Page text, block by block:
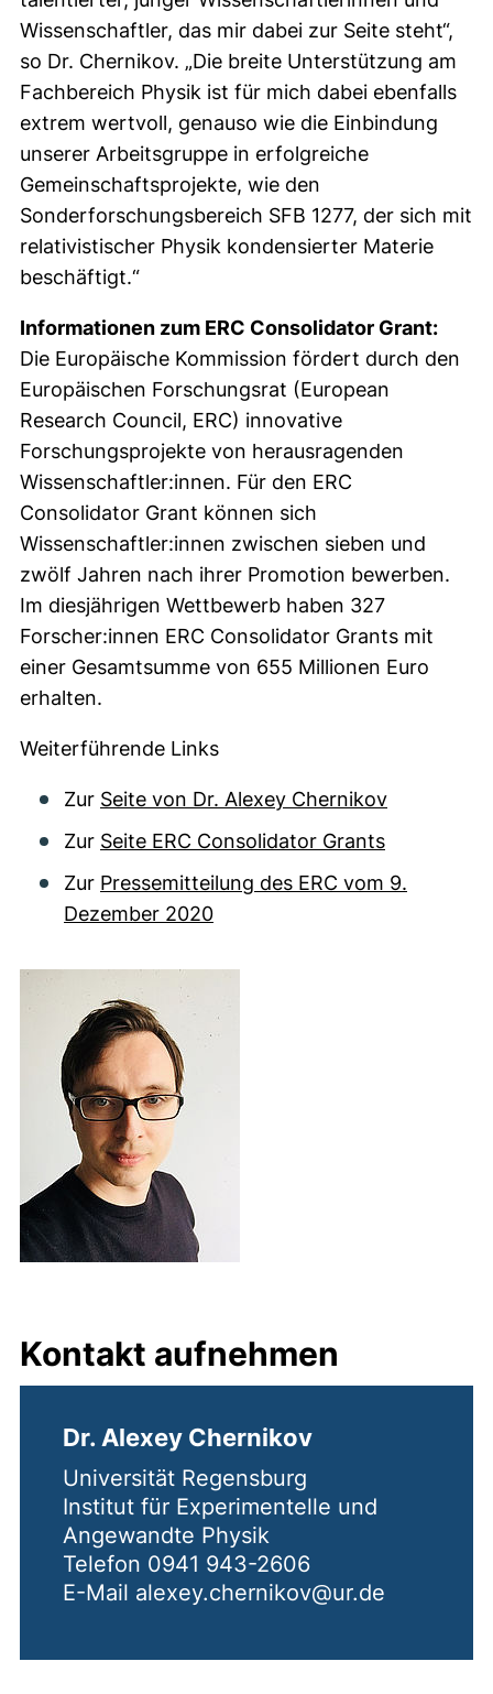
Wissenschaftler, das mir dabei zur Seite steht“,
so Dr. Chernikov. „Die breite Unterstützung am
Fachbereich Physik ist für mich dabei ebenfalls
extrem wertvoll, genauso wie die Einbindung
unserer Arbeitsgruppe in erfolgreiche
Gemeinschaftsprojekte, wie den
Sonderforschungsbereich SFB 1277, der sich mit
relativistischer Physik kondensierter Materie
beschäftigt.“
Informationen zum ERC Consolidator Grant:
Die Europäische Kommission fördert durch den
Europäischen Forschungsrat (European
Research Council, ERC) innovative
Forschungsprojekte von herausragenden
Wissenschaftler:innen. Für den ERC
Consolidator Grant können sich
Wissenschaftler:innen zwischen sieben und
zwölf Jahren nach ihrer Promotion bewerben.
Im diesjährigen Wettbewerb haben 327
Forscher:innen ERC Consolidator Grants mit
einer Gesamtsumme von 655 Millionen Euro
erhalten.
Weiterführende Links
Zur Seite von Dr. Alexey Chernikov
Zur Seite ERC Consolidator Grants
Zur Pressemitteilung des ERC vom 9.
Dezember 2020
Kontakt aufnehmen
Dr. Alexey Chernikov
Universität Regensburg
Institut für Experimentelle und
Angewandte Physik
Telefon 0941 943-2606
E-Mail alexey.chernikov@ur.de